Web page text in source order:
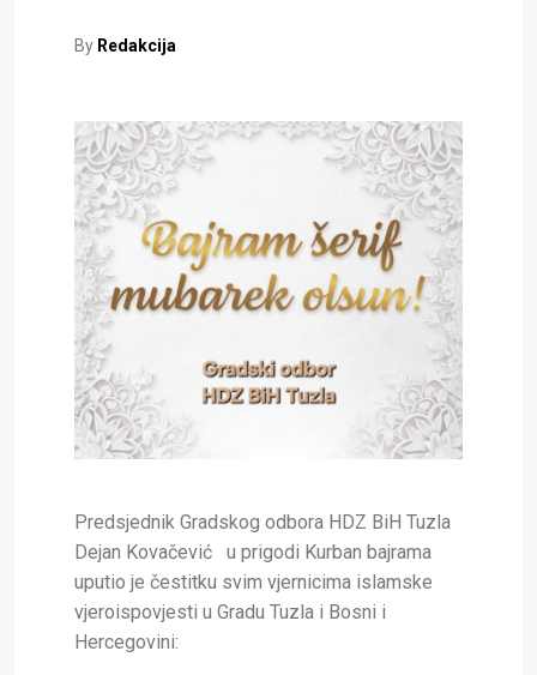
By Redakcija
Predsjednik Gradskog odbora HDZ BiH Tuzla
Dejan Kovačević u prigodi Kurban bajrama
uputio je čestitku svim vjernicima islamske
vjeroispovjesti u Gradu Tuzla i Bosni i
Hercegovini: